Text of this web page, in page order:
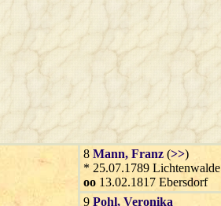
8 Mann, Franz (>>)
* 25.07.1789 Lichtenwalde
oo 13.02.1817 Ebersdorf
9 Pohl, Veronika